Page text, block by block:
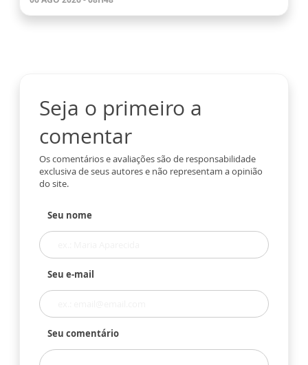
Seja o primeiro a
comentar
Os comentários e avaliações são de responsabilidade
exclusiva de seus autores e não representam a opinião
do site.
Seu nome
Seu e-mail
Seu comentário